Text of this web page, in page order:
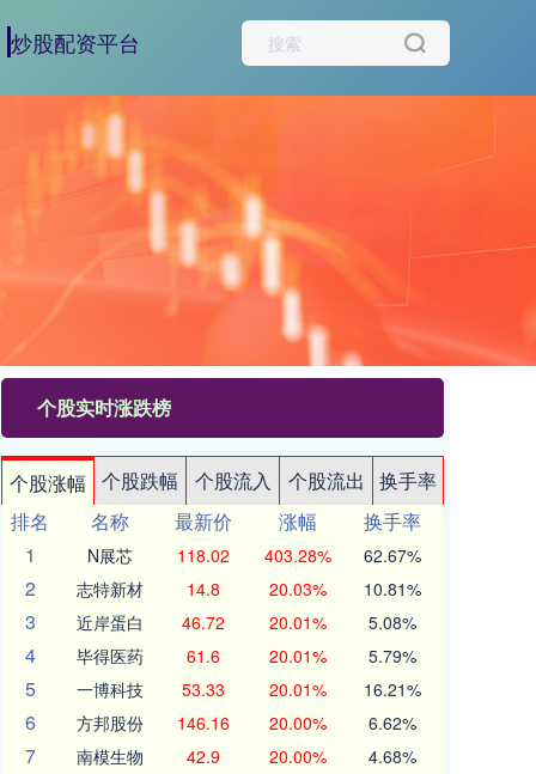
炒股配资平台
个股实时涨跌榜
个股涨幅 个股跌幅 个股流入 个股流出
换手率
排名
名称 最新价 涨幅
换手率
1
N展芯 118.02 403.28% 62.67%
2 志特新材 14.8 20.03% 10.81%
3 近岸蛋白 46.72 20.01% 5.08%
4 毕得医药 61.6 20.01% 5.79%
5 一博科技 53.33 20.01% 16.21%
6 方邦股份 146.16 20.00% 6.62%
7 南模生物 42.9 20.00% 4.68%